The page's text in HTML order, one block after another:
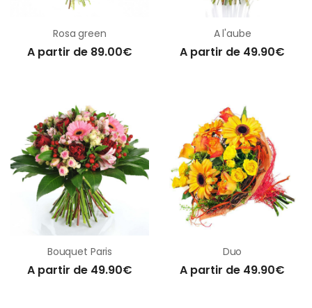
Rosa green
A partir de 89.00€
A l'aube
A partir de 49.90€
Bouquet Paris
A partir de 49.90€
Duo
A partir de 49.90€